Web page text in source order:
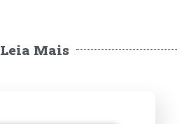
Leia Mais